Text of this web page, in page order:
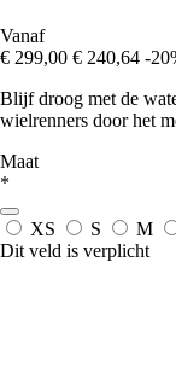
Vanaf
€ 299,00 € 240,64 -
Blijf droog met de
wielrenners door het
Maat
*
XS S M
Dit veld is verplicht